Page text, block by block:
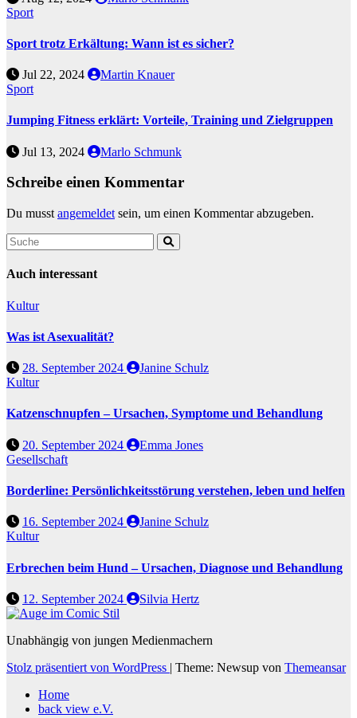
Sport
Sport trotz Erkältung: Wann ist es sicher?
Jul 22, 2024
Martin Knauer
Sport
Jumping Fitness erklärt: Vorteile, Training und Zielgruppen
Jul 13, 2024 Marlo Schmunk
Schreibe einen Kommentar
Du musst angemeldet sein, um einen Kommentar abzugeben.
Auch interessant
Kultur
Was ist Asexualität?
28. September 2024
Janine Schulz
Kultur
Katzenschnupfen – Ursachen, Symptome und Behandlung
20. September 2024
Emma Jones
Gesellschaft
Borderline: Persönlichkeitsstörung verstehen, leben und helfen
16. September 2024
Janine Schulz
Kultur
Erbrechen beim Hund – Ursachen, Diagnose und Behandlung
12. September 2024 Silvia Hertz
Unabhängig von jungen Medienmachern
Stolz präsentiert von WordPress | Theme: Newsup von Themeansar
Home
back view e.V.